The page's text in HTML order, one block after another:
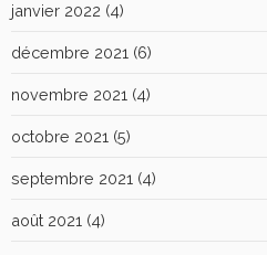
janvier 2022 (4)
décembre 2021 (6)
novembre 2021 (4)
octobre 2021 (5)
septembre 2021 (4)
août 2021 (4)